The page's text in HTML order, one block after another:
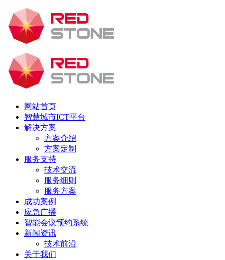
网站首页
智慧城市ICT平台
解决方案
方案介绍
方案定制
服务支持
技术交流
服务细则
服务方案
成功案例
应急广播
智能会议预约系统
新闻资讯
技术前沿
关于我们